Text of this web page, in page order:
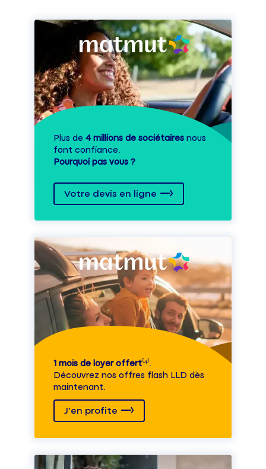
Plus de 4 millions de sociétaires nous
font confiance.
Pourquoi pas vous ?
Votre devis en ligne
1 mois de loyer offert⁽⁴⁾.
Découvrez nos offres flash LLD dès
maintenant.
J'en profite